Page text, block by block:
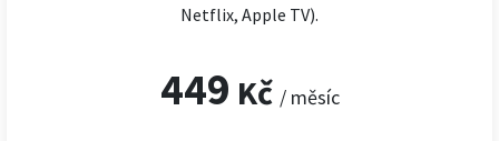
Netflix, Apple TV).
449 Kč / měsíc